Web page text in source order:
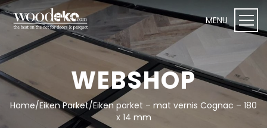
WEBSHOP I Woodeko
WEBSHOP
Home/Eiken Parket/Eiken parket – mat vernis Cognac – 180
x 14 mm